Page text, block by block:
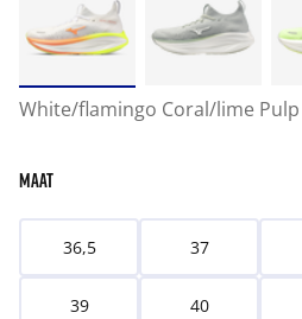
White/flamingo Coral/lime Pulp
MAAT
36,5 37
39 40